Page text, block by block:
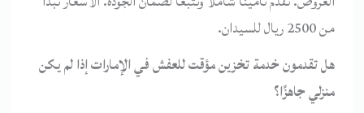
من 2500 ريال للسيدان.
هل تقدمون خدمة تخزين مؤقت للعفش في الإمارات إذا لم يكن
منزلي جاهزًا؟